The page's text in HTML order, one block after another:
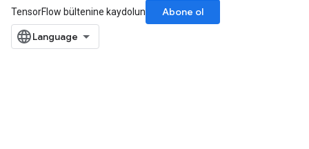
TensorFlow bültenine kaydolun
Abone ol